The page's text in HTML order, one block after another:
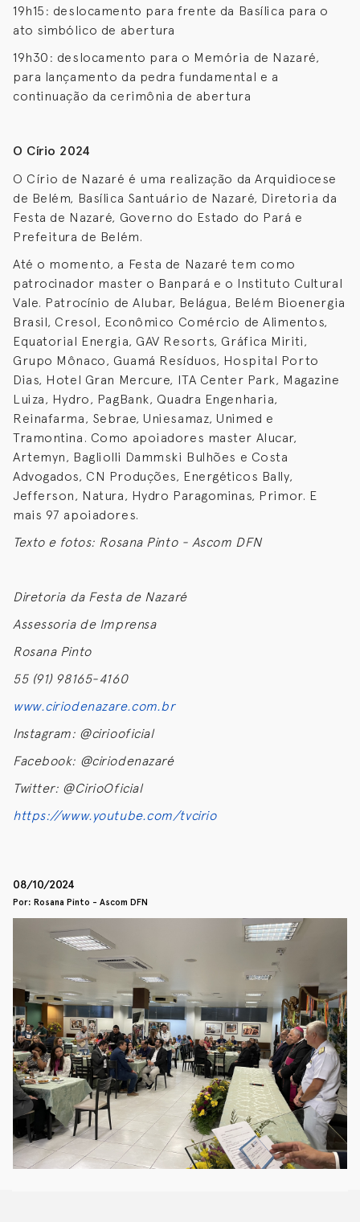
19h15: deslocamento para frente da Basílica para o
ato simbólico de abertura
19h30: deslocamento para o Memória de Nazaré,
para lançamento da pedra fundamental e a
continuação da cerimônia de abertura
O Círio 2024
O Círio de Nazaré é uma realização da Arquidiocese
de Belém, Basílica Santuário de Nazaré, Diretoria da
Festa de Nazaré, Governo do Estado do Pará e
Prefeitura de Belém.
Até o momento, a Festa de Nazaré tem como
patrocinador master o Banpará e o Instituto Cultural
Vale. Patrocínio de Alubar, Belágua, Belém Bioenergia
Brasil, Cresol, Econômico Comércio de Alimentos,
Equatorial Energia, GAV Resorts, Gráfica Miriti,
Grupo Mônaco, Guamá Resíduos, Hospital Porto
Dias, Hotel Gran Mercure, ITA Center Park, Magazine
Luiza, Hydro, PagBank, Quadra Engenharia,
Reinafarma, Sebrae, Uniesamaz, Unimed e
Tramontina. Como apoiadores master Alucar,
Artemyn, Bagliolli Dammski Bulhões e Costa
Advogados, CN Produções, Energéticos Bally,
Jefferson, Natura, Hydro Paragominas, Primor. E
mais 97 apoiadores.
Texto e fotos: Rosana Pinto - Ascom DFN
Diretoria da Festa de Nazaré
Assessoria de Imprensa
Rosana Pinto
55 (91) 98165-4160
www.ciriodenazare.com.br
Instagram: @ciriooficial
Facebook: @ciriodenazaré
Twitter: @CirioOficial
https://www.youtube.com/tvcirio
08/10/2024
Por: Rosana Pinto - Ascom DFN